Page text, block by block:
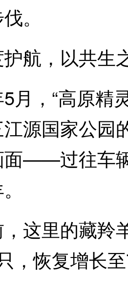
。
，以共生
，“高原精
源国家公园
面——过往车
里的藏羚
，恢复增长